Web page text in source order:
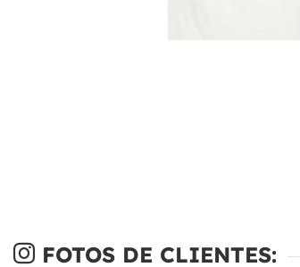
FOTOS DE CLIENTES: